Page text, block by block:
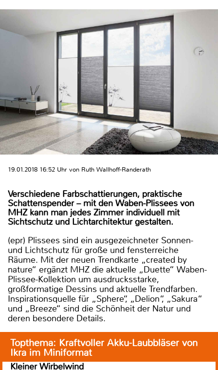
19.01.2018 16:52 Uhr von Ruth Wallhoff-Randerath
Verschiedene Farbschattierungen, praktische
Schattenspender – mit den Waben-Plissees von
MHZ kann man jedes Zimmer individuell mit
Sichtschutz und Lichtarchitektur gestalten.
(epr) Plissees sind ein ausgezeichneter Sonnen-
und Lichtschutz für große und fensterreiche
Räume. Mit der neuen Trendkarte „created by
nature“ ergänzt MHZ die aktuelle „Duette“ Waben-
Plissee-Kollektion um ausdrucksstarke,
großformatige Dessins und aktuelle Trendfarben.
Inspirationsquelle für „Sphere“, „Delion“, „Sakura“
und „Breeze“ sind die Schönheit der Natur und
deren besondere Details.
Topthema: Kraftvoller Akku-Laubbläser von
Ikra im Miniformat
Kleiner Wirbelwind